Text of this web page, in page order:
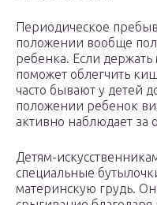
Периодическое
положении вообще
ребенка. Если
поможет облегчить
часто бывают у детей
положении ребенок
активно наблюдает за
Детям-
специальные
материнскую грудь.